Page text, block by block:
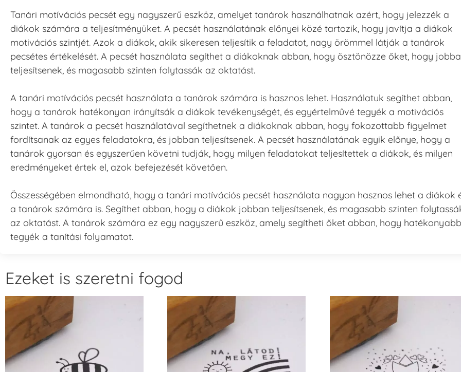
Tanári motívációs pecsét egy nagyszerű eszköz, amelyet tanárok használhatnak azért, hogy jelezzék a
diákok számára a teljesítményüket. A pecsét használatának előnyei közé tartozik, hogy javítja a diákok
motivációs szintjét. Azok a diákok, akik sikeresen teljesítik a feladatot, nagy örömmel látják a tanárok
pecsétes értékelését. A pecsét használata segíthet a diákoknak abban, hogy ösztönözze őket, hogy
teljesítsenek, és magasabb szinten folytassák az oktatást.
A tanári motívációs pecsét használata a tanárok számára is hasznos lehet. Használatuk segíthet abban,
hogy a tanárok hatékonyan irányítsák a diákok tevékenységét, és egyértelművé tegyék a motivációs
szintet. A tanárok a pecsét használatával segíthetnek a diákoknak abban, hogy fokozottabb figyelmet
fordítsanak az egyes feladatokra, és jobban teljesítsenek. A pecsét használatának egyik előnye, hogy a
tanárok gyorsan és egyszerűen követni tudják, hogy milyen feladatokat teljesítettek a diákok, és milyen
eredményeket értek el, azok befejezését követően.
Összességében elmondható, hogy a tanári motívációs pecsét használata nagyon hasznos lehet a diákok
a tanárok számára is. Segíthet abban, hogy a diákok jobban teljesítsenek, és magasabb szinten
az oktatást. A tanárok számára ez egy nagyszerű eszköz, amely segítheti őket abban, hogy
tegyék a tanítási folyamatot.
Ezeket is szeretni fogod